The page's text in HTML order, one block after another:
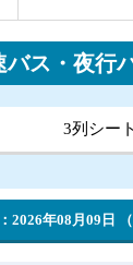
ス・夜行
3列シート
2026年08月09日 （